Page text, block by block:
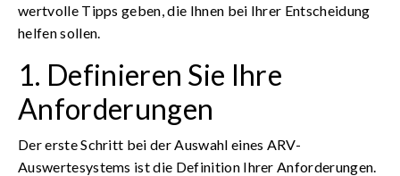
wertvolle Tipps geben, die Ihnen bei Ihrer Entscheidung
helfen sollen.
1. Definieren Sie Ihre
Anforderungen
Der erste Schritt bei der Auswahl eines ARV-
Auswertesystems ist die Definition Ihrer Anforderungen.